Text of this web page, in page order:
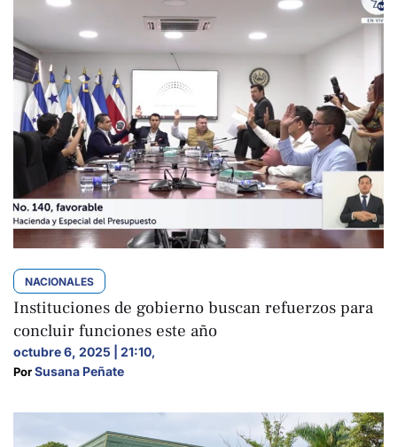
NACIONALES
Instituciones de gobierno buscan refuerzos para
concluir funciones este año
octubre 6, 2025 | 21:10,
Por Susana Peñate